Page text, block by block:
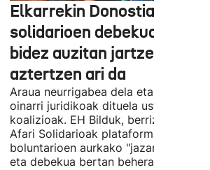
Elkarrekin Donostia afari
solidarioen debekua
bidez auzitan jartzea
aztertzen ari da
Araua neurrigabea dela eta
oinarri juridikoak dituela uste du
koalizioak. EH Bilduk, berriz, Kaleko
Afari Solidarioak plataformako
boluntarioen aurkako "jazarpena"
eta debekua bertan behera uzteko